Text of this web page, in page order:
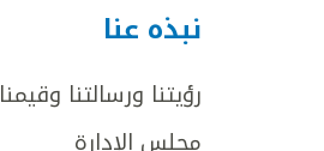
نبذه عنا
رؤيتنا ورسالتنا وقيمنا